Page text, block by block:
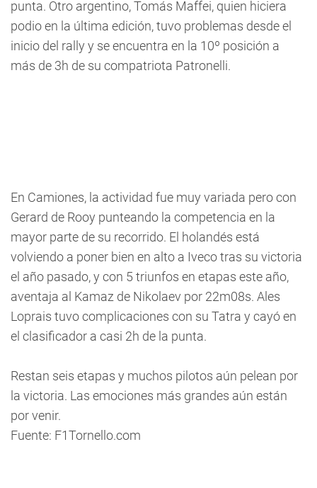
punta. Otro argentino, Tomás Maffei, quien hiciera
podio en la última edición, tuvo problemas desde el
inicio del rally y se encuentra en la 10º posición a
más de 3h de su compatriota Patronelli.
En Camiones, la actividad fue muy variada pero con
Gerard de Rooy punteando la competencia en la
mayor parte de su recorrido. El holandés está
volviendo a poner bien en alto a Iveco tras su victoria
el año pasado, y con 5 triunfos en etapas este año,
aventaja al Kamaz de Nikolaev por 22m08s. Ales
Loprais tuvo complicaciones con su Tatra y cayó en
el clasificador a casi 2h de la punta.
Restan seis etapas y muchos pilotos aún pelean por
la victoria. Las emociones más grandes aún están
por venir.
Fuente: F1Tornello.com